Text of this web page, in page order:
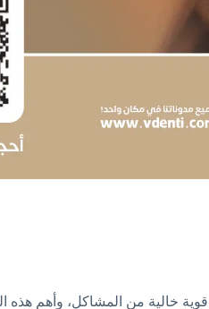
قوية خالية من المشاكل،